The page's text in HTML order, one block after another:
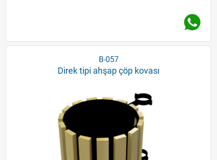
B-057
Direk tipi ahşap çöp kovası